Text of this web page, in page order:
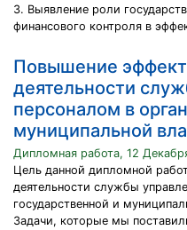
3. Выявление роли
финансового контроля в
Повышение
деятельности
персоналом в
муниципальной
Дипломная работа, 12
Цель данной дипломной
деятельности службы
государственной и
Задачи, которые мы